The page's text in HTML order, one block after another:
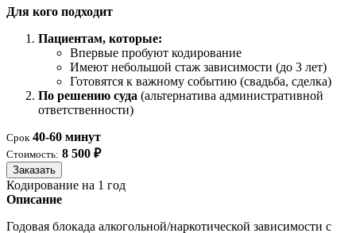
Для кого подходит
Пациентам, которые:
Впервые пробуют кодирование
Имеют небольшой стаж зависимости (до 3 лет)
Готовятся к важному событию (свадьба, сделка)
По решению суда (альтернатива административной
ответственности)
Срок 40-60 минут
Стоимость: 8 500 ₽
Заказать
Кодирование на 1 год
Описание
Годовая блокада алкогольной/наркотической зависимости с